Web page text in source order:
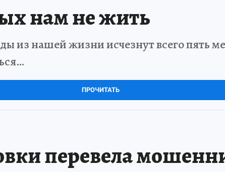
нам не жить
из нашей жизни исчезнут всего пять
ПРОЧИТАТЬ
перевела